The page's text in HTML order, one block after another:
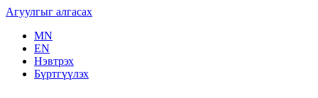
Агуулгыг алгасах
MN
EN
Нэвтрэх
Бүртгүүлэх